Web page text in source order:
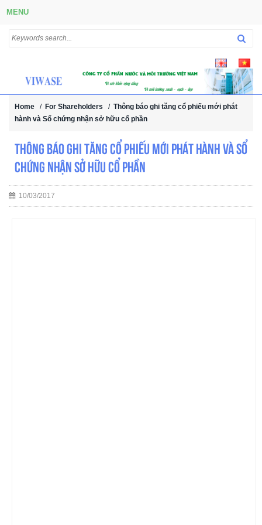
MENU
Home / For Shareholders / Thông báo ghi tăng cổ phiếu mới phát
hành và Sổ chứng nhận sở hữu cổ phần
Thông báo ghi tăng cổ phiếu mới phát hành và Sổ
chứng nhận sở hữu cổ phần
10/03/2017